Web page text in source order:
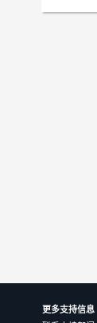
更多支持信息